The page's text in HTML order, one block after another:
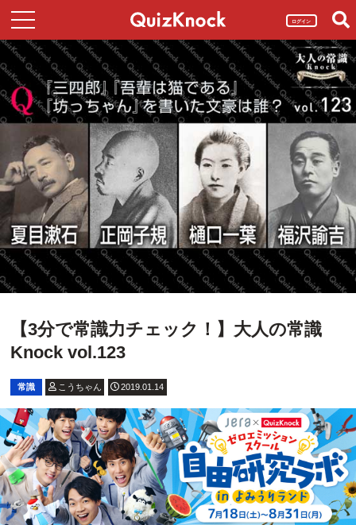
ログイン
【3分で常識力チェック！】大人の常識
Knock vol.123
常識 こうちゃん 2019.01.14